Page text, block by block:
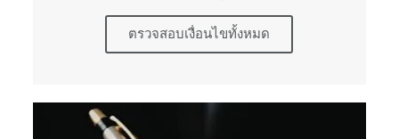
ตรวจสอบเงื่อนไขทั้งหมด